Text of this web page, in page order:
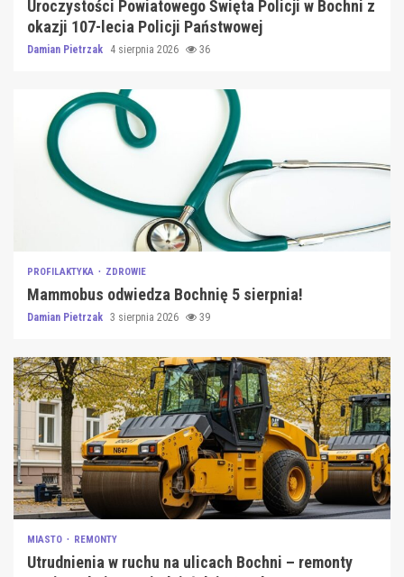
Uroczystości Powiatowego Święta Policji w Bochni z
okazji 107-lecia Policji Państwowej
Damian Pietrzak 4 sierpnia 2026 36
PROFILAKTYKA ZDROWIE
Mammobus odwiedza Bochnię 5 sierpnia!
Damian Pietrzak 3 sierpnia 2026 39
MIASTO REMONTY
Utrudnienia w ruchu na ulicach Bochni – remonty